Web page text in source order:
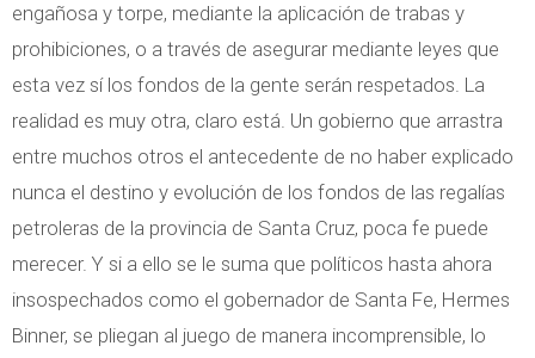
engañosa y torpe, mediante la aplicación de trabas y
prohibiciones, o a través de asegurar mediante leyes que
esta vez sí los fondos de la gente serán respetados. La
realidad es muy otra, claro está. Un gobierno que arrastra
entre muchos otros el antecedente de no haber explicado
nunca el destino y evolución de los fondos de las regalías
petroleras de la provincia de Santa Cruz, poca fe puede
merecer. Y si a ello se le suma que políticos hasta ahora
insospechados como el gobernador de Santa Fe, Hermes
Binner, se pliegan al juego de manera incomprensible, lo